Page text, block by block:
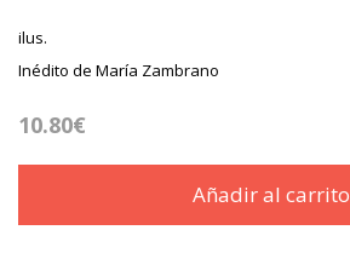
ilus.
Inédito de María Zambrano
10.80€
Añadir al carrito